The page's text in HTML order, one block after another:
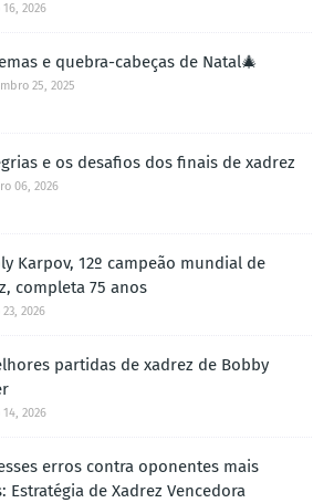
2026
e quebra-cabeças de Natal🎄
25, 2025
e os desafios dos finais de xadrez
06, 2026
Karpov, 12º campeão mundial de
completa 75 anos
2026
partidas de xadrez de Bobby
2026
erros contra oponentes mais
Estratégia de Xadrez Vencedora